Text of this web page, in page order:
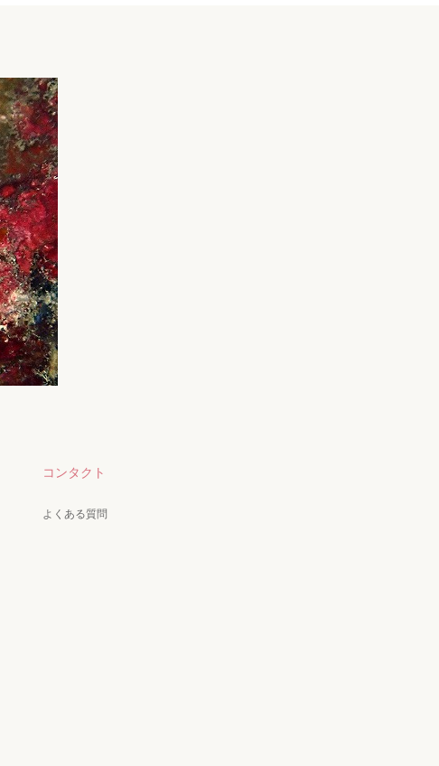
コンタクト
よくある質問